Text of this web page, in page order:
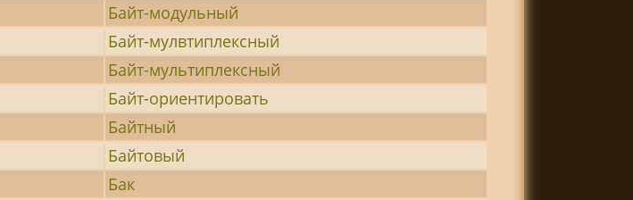
Байт-модульный
Байт-мулвтиплексный
Байт-мультиплексный
Байт-ориентировать
Байтный
Байтовый
Бак